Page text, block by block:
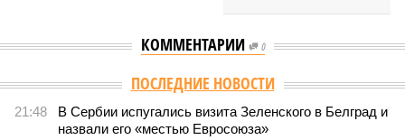
КОММЕНТАРИИ 0
ПОСЛЕДНИЕ НОВОСТИ
21:48
В Сербии испугались визита Зеленского в Белград и
назвали его «местью Евросоюза»